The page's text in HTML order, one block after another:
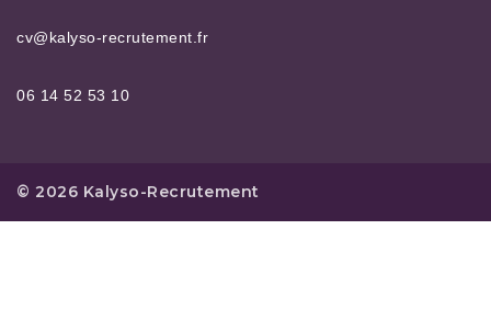
cv@kalyso-recrutement.fr
06 14 52 53 10
© 2026 Kalyso-Recrutement